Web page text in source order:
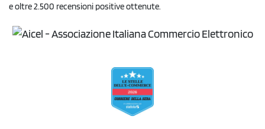
e oltre 2.500 recensioni positive ottenute.